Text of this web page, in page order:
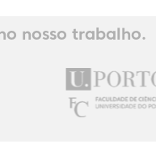
nosso trabalho.